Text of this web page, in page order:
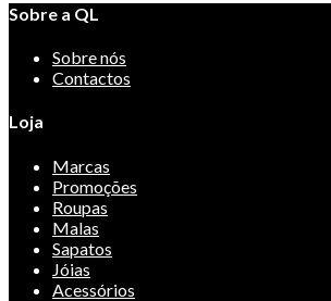
Sobre a QL
Sobre nós
Contactos
Loja
Marcas
Promoções
Roupas
Malas
Sapatos
Jóias
Acessórios